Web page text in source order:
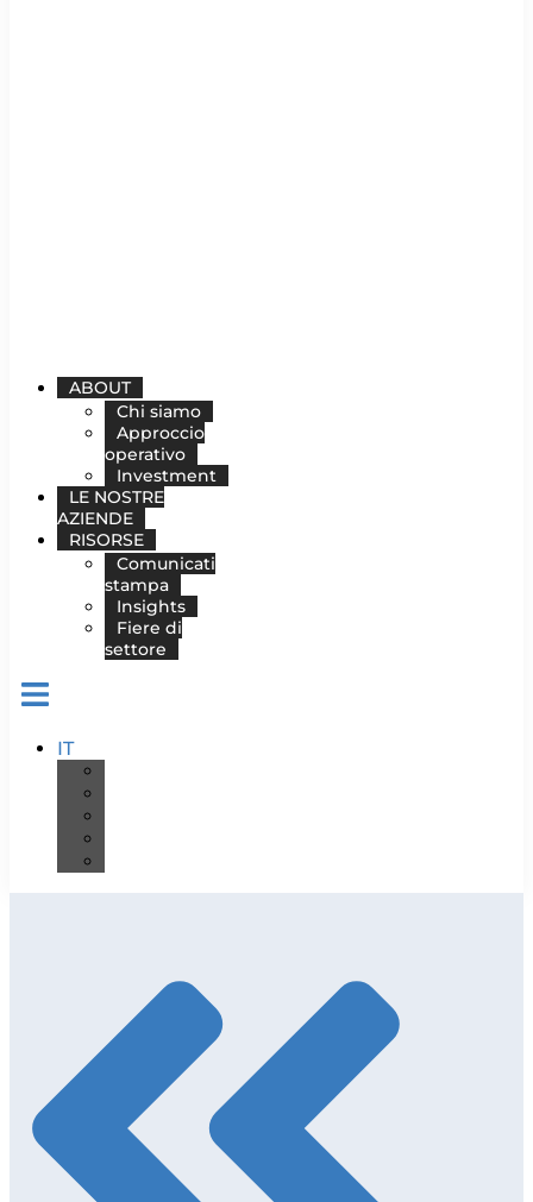
ABOUT
Chi siamo
Approccio
operativo
Investment
LE NOSTRE
AZIENDE
RISORSE
Comunicati
stampa
Insights
Fiere di
settore
IT